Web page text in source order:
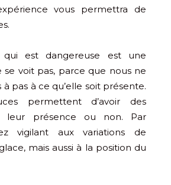
vous permettra de
qui est dangereuse est une
se voit pas, parce que nous ne
pas à ce qu’elle soit présente.
permettent d’avoir des
leur présence ou non. Par
vigilant aux variations de
mais aussi à la position du